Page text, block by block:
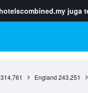
hotelscombined.my juga
314,761 England 243,251